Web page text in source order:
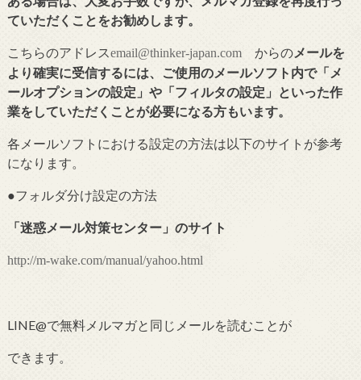
ていただくことをお勧めします。
こちらのアドレスemail@thinker-japan.com からのメールを
より確実に受信するには、ご使用のメールソフト内で「メ
ールオプションの設定」や「フィルタの設定」といった作
業をしていただくことが必要になる方もいます。
各メールソフトにおける設定の方法は以下のサイトが参考
になります。
●フォルダ分け設定の方法
「迷惑メール対策センター」のサイト
http://m-wake.com/manual/yahoo.html
LINE@で無料メルマガと同じメールを読むことが
できます。